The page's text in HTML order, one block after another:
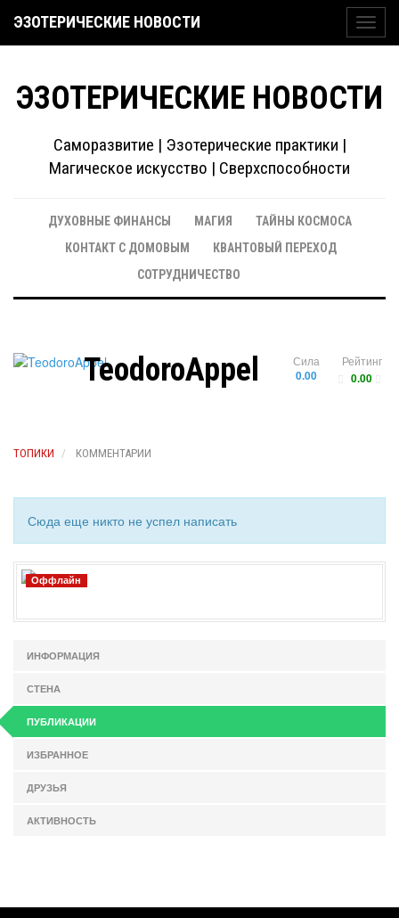
ЭЗОТЕРИЧЕСКИЕ НОВОСТИ
ЭЗОТЕРИЧЕСКИЕ НОВОСТИ
Саморазвитие | Эзотерические практики |
Магическое искусство | Сверхспособности
ДУХОВНЫЕ ФИНАНСЫ МАГИЯ
ТАЙНЫ КОСМОСА
КОНТАКТ С ДОМОВЫМ
КВАНТОВЫЙ ПЕРЕХОД
СОТРУДНИЧЕСТВО
Рейтинг
0.00
Сила
0.00
TeodoroAppel
ТОПИКИ КОММЕНТАРИИ
Сюда еще никто не успел написать
Оффлайн
ИНФОРМАЦИЯ
СТЕНА
ПУБЛИКАЦИИ
ИЗБРАННОЕ
ДРУЗЬЯ
АКТИВНОСТЬ